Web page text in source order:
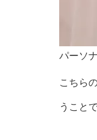
パーソ
こちら
うこと